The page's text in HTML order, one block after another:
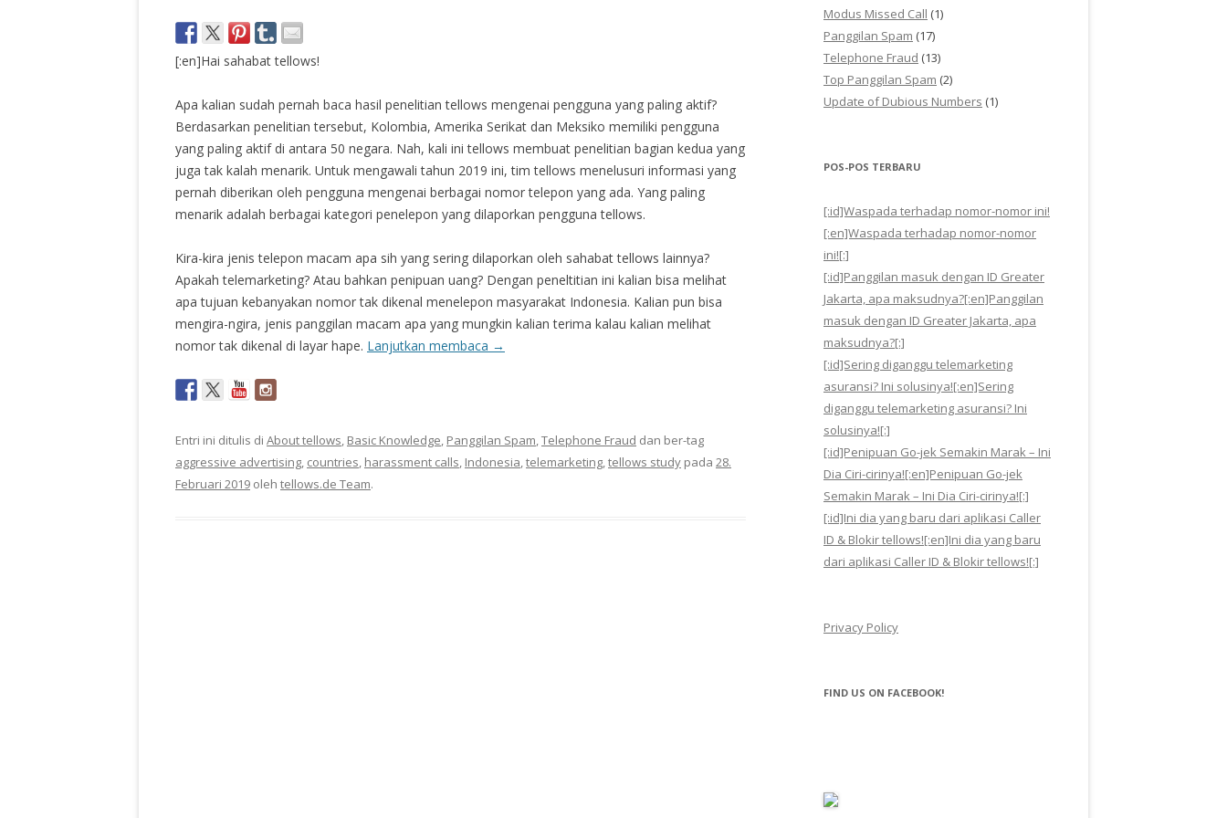
[:en]Hai sahabat tellows!
Apa kalian sudah pernah baca hasil penelitian tellows mengenai pengguna yang paling aktif?
Berdasarkan penelitian tersebut, Kolombia, Amerika Serikat dan Meksiko memiliki pengguna
yang paling aktif di antara 50 negara. Nah, kali ini tellows membuat penelitian bagian kedua yang
juga tak kalah menarik. Untuk mengawali tahun 2019 ini, tim tellows menelusuri informasi yang
pernah diberikan oleh pengguna mengenai berbagai nomor telepon yang ada. Yang paling
menarik adalah berbagai kategori penelepon yang dilaporkan pengguna tellows.
Kira-kira jenis telepon macam apa sih yang sering dilaporkan oleh sahabat tellows lainnya?
Apakah telemarketing? Atau bahkan penipuan uang? Dengan peneltitian ini kalian bisa melihat
apa tujuan kebanyakan nomor tak dikenal menelepon masyarakat Indonesia. Kalian pun bisa
mengira-ngira, jenis panggilan macam apa yang mungkin kalian terima kalau kalian melihat
nomor tak dikenal di layar hape. Lanjutkan membaca →
Entri ini ditulis di About tellows, Basic Knowledge, Panggilan Spam,Telephone Fraud dan ber-tag
aggressive advertising, countries, harassment calls, Indonesia,telemarketing,tellows study pada 28.
Februari 2019 oleh tellows.de Team.
Modus Missed Call (1)
Panggilan Spam (17)
Telephone Fraud (13)
Top Panggilan Spam (2)
Update of Dubious Numbers (1)
POS-POS TERBARU
[:id]Waspada terhadap nomor-nomor ini!
[:en]Waspada terhadap nomor-nomor
ini![:]
[:id]Panggilan masuk dengan ID Greater
Jakarta, apa maksudnya?[:en]Panggilan
masuk dengan ID Greater Jakarta, apa
maksudnya?[:]
[:id]Sering diganggu telemarketing
asuransi? Ini solusinya![:en]Sering
diganggu telemarketing asuransi? Ini
solusinya![:]
[:id]Penipuan Go-jek Semakin Marak – Ini
Dia Ciri-cirinya![:en]Penipuan Go-jek
Semakin Marak – Ini Dia Ciri-cirinya![:]
[:id]Ini dia yang baru dari aplikasi Caller
ID & Blokir tellows![:en]Ini dia yang baru
dari aplikasi Caller ID & Blokir tellows![:]
Privacy Policy
FIND US ON FACEBOOK!